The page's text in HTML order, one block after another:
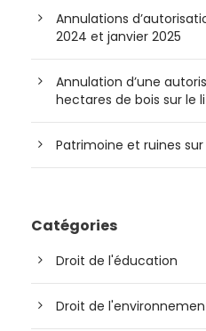
Annulations
2024 et janvier 2025
Annulation d’une
hectares de bois sur le
Patrimoine et ruines
Catégories
Droit de l'éducation
Droit de